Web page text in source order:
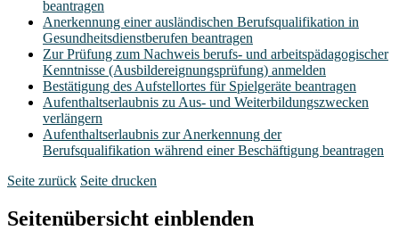
beantragen
Anerkennung einer ausländischen Berufsqualifikation in
Gesundheitsdienstberufen beantragen
Zur Prüfung zum Nachweis berufs- und arbeitspädagogischer
Kenntnisse (Ausbildereignungsprüfung) anmelden
Bestätigung des Aufstellortes für Spielgeräte beantragen
Aufenthaltserlaubnis zu Aus- und Weiterbildungszwecken
verlängern
Aufenthaltserlaubnis zur Anerkennung der
Berufsqualifikation während einer Beschäftigung beantragen
Seite zurück Seite drucken
Seitenübersicht einblenden